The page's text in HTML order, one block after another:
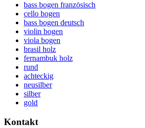
bass bogen französisch
cello bogen
bass bogen deutsch
violin bogen
viola bogen
brasil holz
fernambuk holz
rund
achteckig
neusilber
silber
gold
Kontakt